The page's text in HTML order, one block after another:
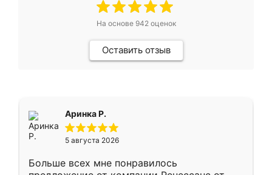
На основе 942оценок
Оставить отзыв
Аринка Р.
5 августа 2026
Больше всех мне понравилось